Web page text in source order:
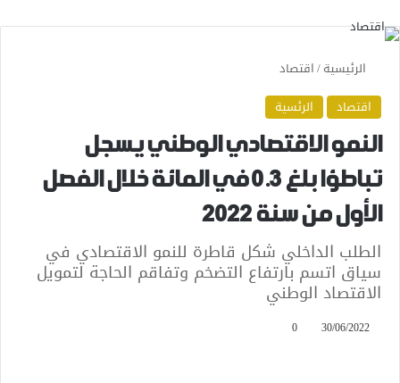
الرئيسية/اقتصاد
اقتصاد
الرئسية
النمو الاقتصادي الوطني يسجل
تباطؤا بلغ 0.3 في المائة خلال الفصل
الأول من سنة 2022
الطلب الداخلي شكل قاطرة للنمو الاقتصادي في
سياق اتسم بارتفاع التضخم وتفاقم الحاجة لتمويل
الاقتصاد الوطني
30/06/2022
0